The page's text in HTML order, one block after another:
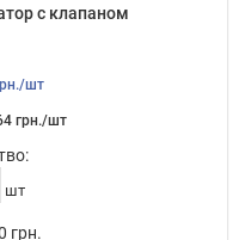
c клапаном
шт
грн./шт
шт
грн.